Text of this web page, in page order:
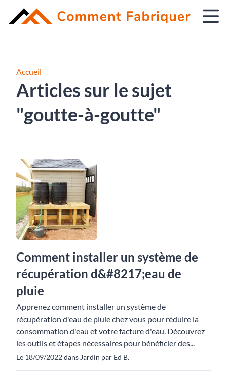
Accueil
Articles sur le sujet
"goutte-à-goutte"
Comment installer un système de
récupération d&#8217;eau de
pluie
Apprenez comment installer un système de
récupération d'eau de pluie chez vous pour réduire la
consommation d'eau et votre facture d'eau. Découvrez
les outils et étapes nécessaires pour bénéficier des...
Le 18/09/2022 dans Jardin par Ed B.